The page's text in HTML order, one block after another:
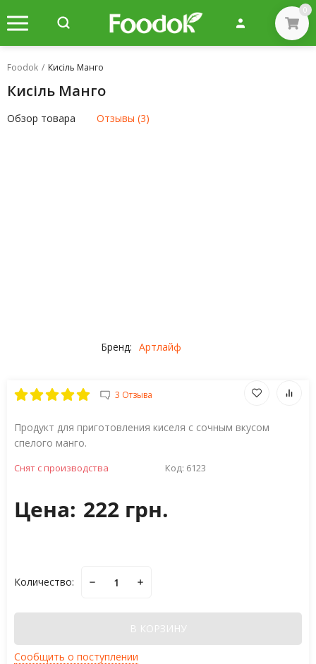
0
Foodok / Кисіль Манго
Кисіль Манго
Обзор товара Отзывы (3)
Бренд: Артлайф
3 Отзыва
Продукт для приготовления киселя с сочным вкусом
спелого манго.
Снят с производства Код: 6123
Цена: 222 грн.
Количество:
В КОРЗИНУ
Сообщить о поступлении